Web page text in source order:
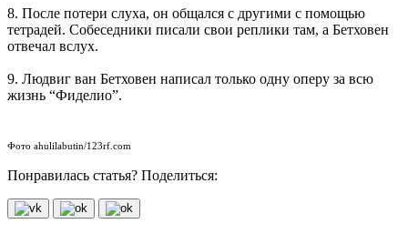
8. После потери слуха, он общался с другими с помощью
тетрадей. Собеседники писали свои реплики там, а Бетховен
отвечал вслух.
9. Людвиг ван Бетховен написал только одну оперу за всю
жизнь “Фиделио”.
Фото ahulilabutin/123rf.com
Понравилась статья? Поделиться: